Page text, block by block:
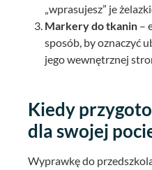
„wprasujesz” je
Markery do tkanin –
sposób, by oznaczyć
jego wewnętrznej
Kiedy
dla swojej
Wyprawkę do